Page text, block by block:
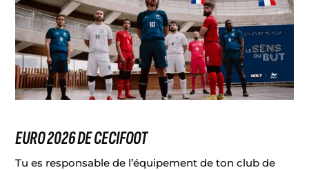
EURO 2026 DE CECIFOOT
Tu es responsable de l’équipement de ton club de